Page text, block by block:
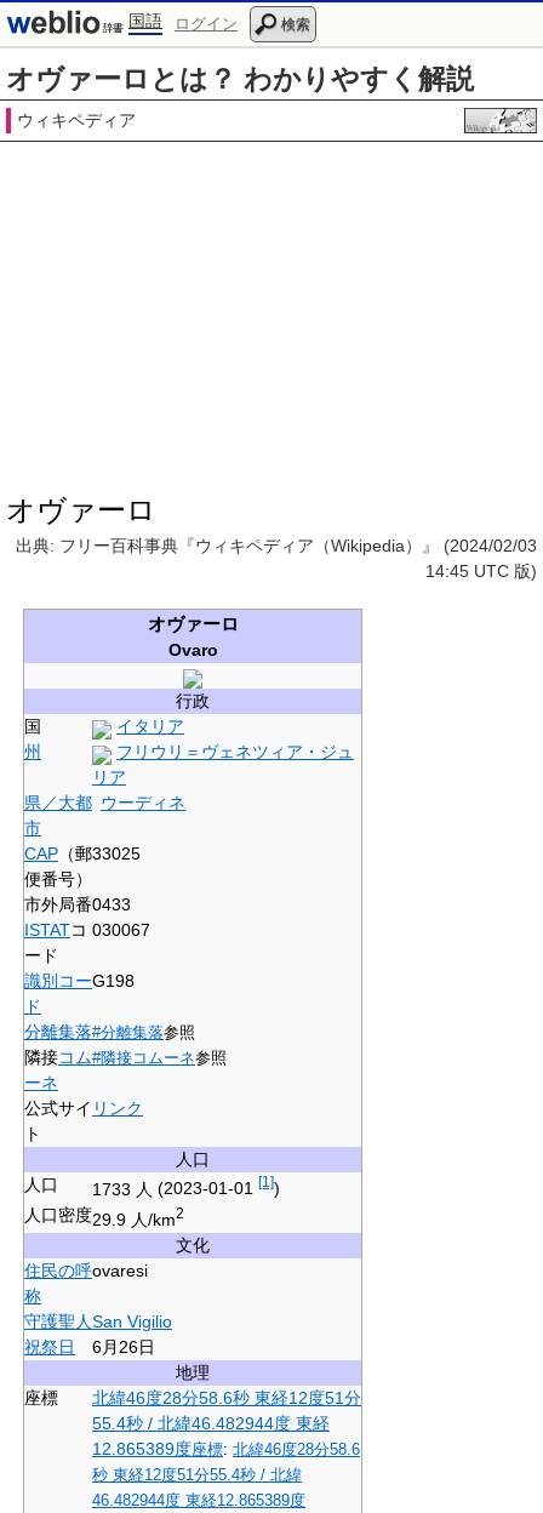
国語 ログイン 検索
オヴァーロとは？ わかりやすく解説
ウィキペディア
オヴァーロ
出典: フリー百科事典『ウィキペディア（Wikipedia）』 (2024/02/03
14:45 UTC 版)
オヴァーロ
Ovaro
行政
国
イタリア
州
フリウリ＝ヴェネツィア・ジュ
リア
県／大都
市
ウーディネ
CAP （郵
便番号）
33025
市外局番0433
ISTATコ
ード
030067
識別コー
ド
G198
分離集落#分離集落参照
隣接コム
ーネ
#隣接コムーネ参照
公式サイ
ト
リンク
人口
人口
1733 人 (2023-01-01 [1])
人口密度29.9 人/km2
文化
住民の呼
称
ovaresi
守護聖人San Vigilio
祝祭日
6月26日
地理
座標
北緯46度28分58.6秒 東経12度51分
55.4秒 / 北緯46.482944度 東経
12.865389度座標: 北緯46度28分58.6
秒 東経12度51分55.4秒 / 北緯
46.482944度 東経12.865389度